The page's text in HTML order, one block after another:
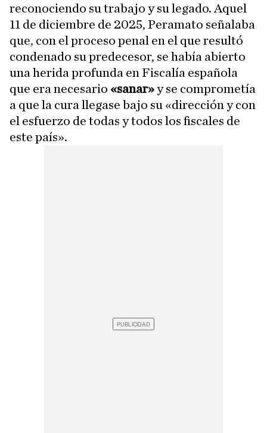
reconociendo su trabajo y su legado. Aquel
11 de diciembre de 2025, Peramato señalaba
que, con el proceso penal en el que resultó
condenado su predecesor, se había abierto
una herida profunda en Fiscalía española
que era necesario «sanar»y se comprometía
a que la cura llegase bajo su «dirección y con
el esfuerzo de todas y todos los fiscales de
este país».